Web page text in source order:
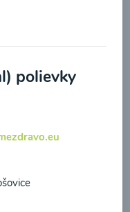
Zobraziť
polievky
súhlasím so
účely